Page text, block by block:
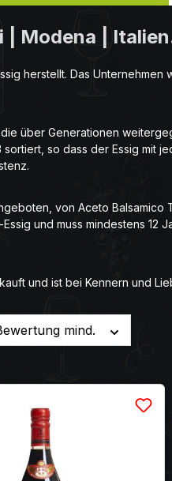
| Modena |
herstellt. Das
über Generationen
so dass der Essig mit
von Aceto
und muss mindestens
und ist bei Kennern und
mind.